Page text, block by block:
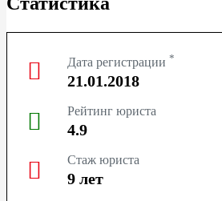
Дата регистрации *
21.01.2018
Рейтинг юриста
4.9
Стаж юриста
9 лет
ТЮМЕНЬ
КРАСНОДАР
КРАСНОЯРСК